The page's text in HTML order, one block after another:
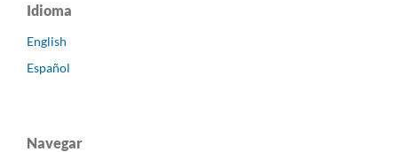
Idioma
English
Español
Navegar